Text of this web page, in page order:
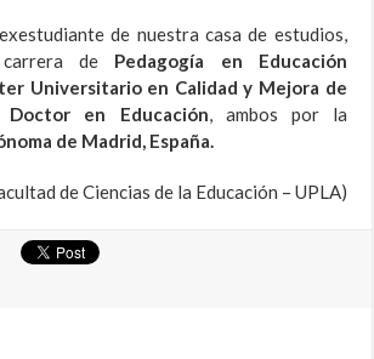
de nuestra casa de estudios,
de Pedagogía en Educación
Universitario en Calidad y Mejora de
en Educación, ambos por la
de Madrid, España.
de Ciencias de la Educación – UPLA)